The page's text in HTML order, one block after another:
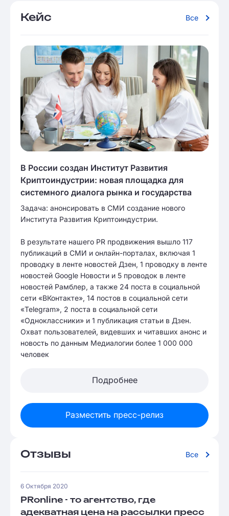
Кейс Все
В России создан Институт Развития
Криптоиндустрии: новая площадка для
системного диалога рынка и государства
Задача: анонсировать в СМИ создание нового
Института Развития Криптоиндустрии.
В результате нашего PR продвижения вышло 117
публикаций в СМИ и онлайн-порталах, включая 1
проводку в ленте новостей Дзен, 1 проводку в ленте
новостей Google Новости и 5 проводок в ленте
новостей Рамблер, а также 24 поста в социальной
сети «ВКонтакте», 14 постов в социальной сети
«Telegram», 2 поста в социальной сети
«Одноклассники» и 1 публикация статьи в Дзен.
Охват пользователей, видевших и читавших анонс и
новость по данным Медиалогии более 1 000 000
человек
Подробнее
Разместить пресс-релиз
Отзывы Все
6 Октября 2020
PRonline - то агентство, где
адекватная цена на рассылки пресс